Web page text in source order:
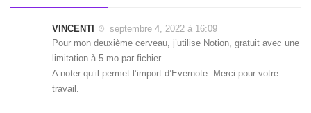
VINCENTI
septembre 4, 2022 à 16:09
Pour mon deuxième cerveau, j’utilise Notion, gratuit avec une
limitation à 5 mo par fichier.
A noter qu’il permet l’import d’Evernote. Merci pour votre
travail.